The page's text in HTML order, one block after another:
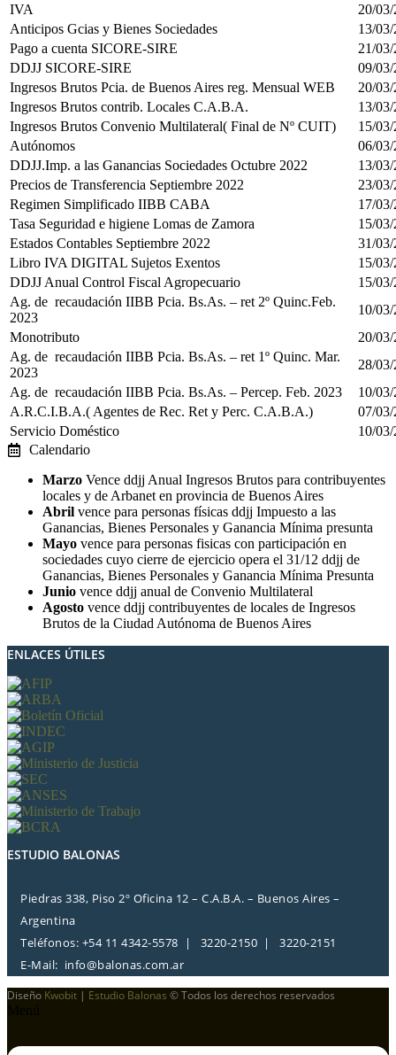
IVA
20/
Anticipos Gcias y Bienes Sociedades
13/
Pago a cuenta SICORE-SIRE
21/
DDJJ SICORE-SIRE
09/
Ingresos Brutos Pcia. de Buenos Aires reg. Mensual WEB
20/
Ingresos Brutos contrib. Locales C.A.B.A.
13/
Ingresos Brutos Convenio Multilateral( Final de Nº CUIT)
15/
Autónomos
06/
DDJJ.Imp. a las Ganancias Sociedades Octubre 2022
13/
Precios de Transferencia Septiembre 2022
23/
Regimen Simplificado IIBB CABA
17/
Tasa Seguridad e higiene Lomas de Zamora
15/
Estados Contables Septiembre 2022
31/
Libro IVA DIGITAL Sujetos Exentos
15/
DDJJ Anual Control Fiscal Agropecuario
15/
Ag. de recaudación IIBB Pcia. Bs.As. – ret 2º Quinc.Feb.
2023
10/
Monotributo
20/
Ag. de recaudación IIBB Pcia. Bs.As. – ret 1º Quinc. Mar.
2023
28/
Ag. de recaudación IIBB Pcia. Bs.As. – Percep. Feb. 2023
10/
A.R.C.I.B.A.( Agentes de Rec. Ret y Perc. C.A.B.A.)
07/
Servicio Doméstico
10/
Calendario
Marzo Vence ddjj Anual Ingresos Brutos para contribuyentes
locales y de Arbanet en provincia de Buenos Aires
Abril vence para personas físicas ddjj Impuesto a las
Ganancias, Bienes Personales y Ganancia Mínima presunta
Mayo vence para personas fisicas con participación en
sociedades cuyo cierre de ejercicio opera el 31/12 ddjj de
Ganancias, Bienes Personales y Ganancia Mínima Presunta
Junio vence ddjj anual de Convenio Multilateral
Agosto vence ddjj contribuyentes de locales de Ingresos
Brutos de la Ciudad Autónoma de Buenos Aires
ENLACES ÚTILES
ESTUDIO BALONAS
Piedras 338, Piso 2º Oficina 12 – C.A.B.A. – Buenos Aires –
Argentina
Teléfonos: +54 11 4342-5578 | 3220-2150 | 3220-2151
E-Mail: info@balonas.com.ar
Diseño Kwobit | Estudio Balonas © Todos los derechos reservados